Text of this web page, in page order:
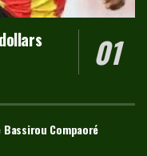
Compaoré